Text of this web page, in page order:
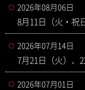
2026年08月06日
8月11日（火・祝
2026年07月14日
7月21日（火）、
2026年07月01日